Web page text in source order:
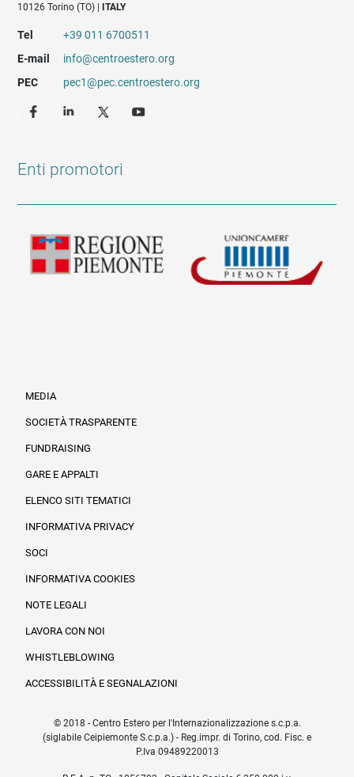
10126 Torino (TO) |
ITALY
Tel
+39 011 6700511
E-mail
info@centroestero.org
PEC
pec1@pec.centroestero.org
Enti promotori
MEDIA
SOCIETÀ TRASPARENTE
FUNDRAISING
GARE E APPALTI
ELENCO SITI TEMATICI
INFORMATIVA PRIVACY
SOCI
INFORMATIVA COOKIES
NOTE LEGALI
LAVORA CON NOI
WHISTLEBLOWING
ACCESSIBILITÀ E SEGNALAZIONI
© 2018 - Centro Estero per l'Internazionalizzazione s.c.p.a.
(siglabile Ceipiemonte S.c.p.a.) - Reg.impr. di Torino, cod. Fisc. e
P.Iva 09489220013